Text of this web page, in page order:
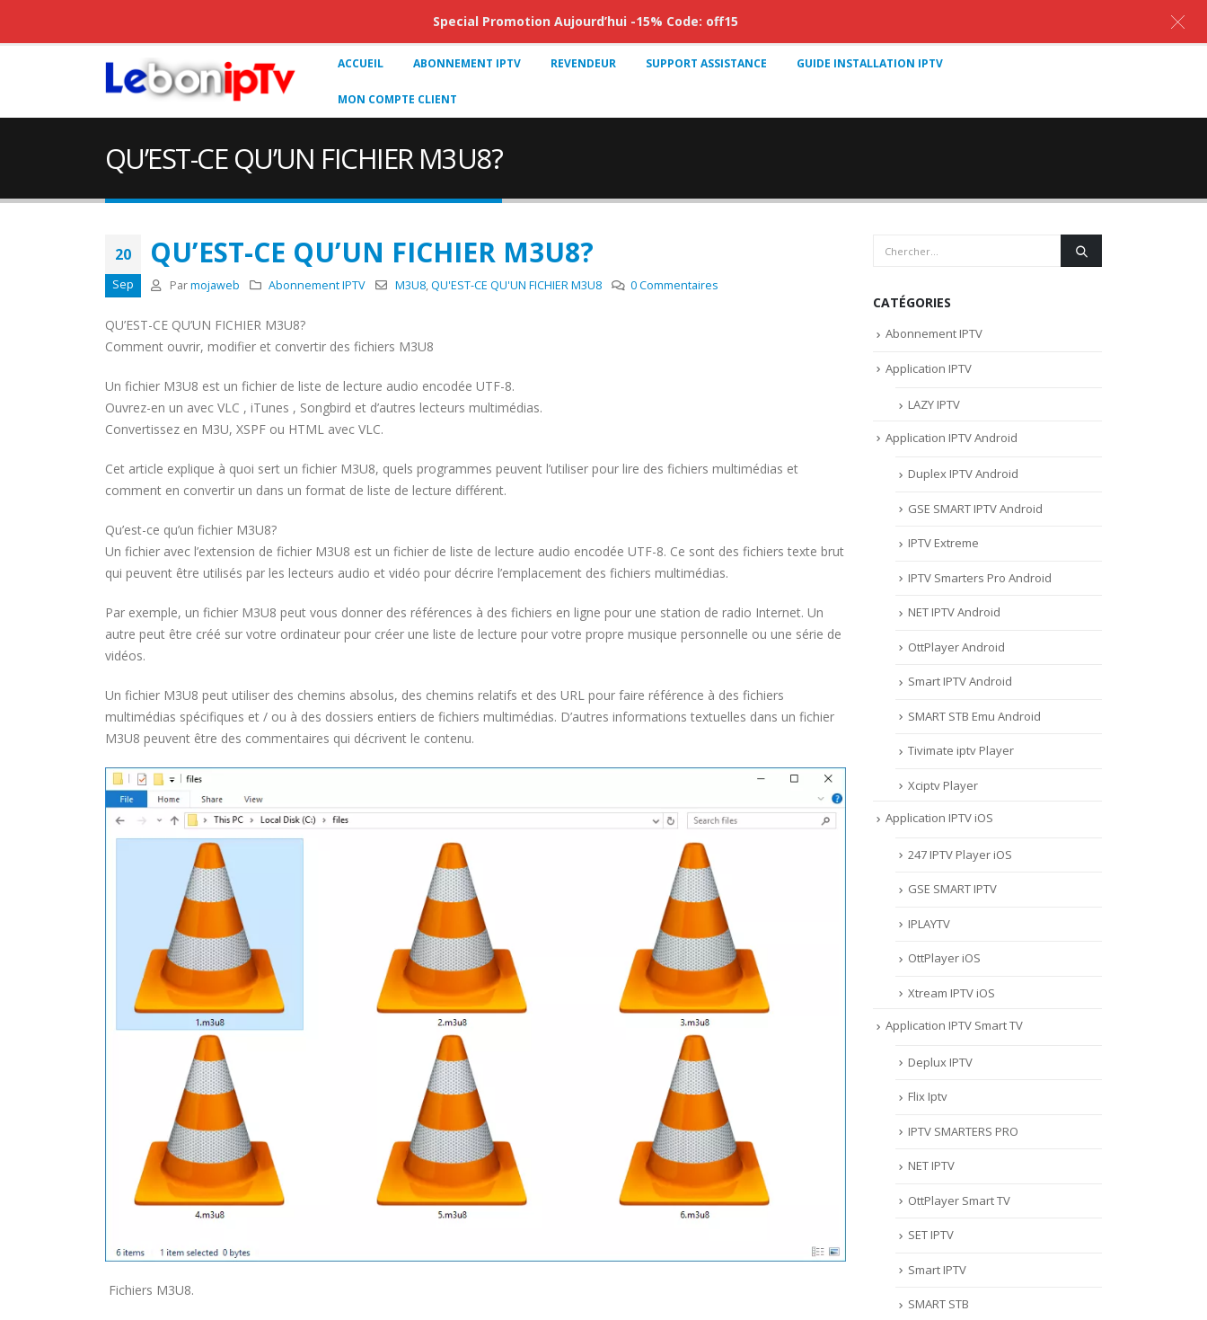
ACCUEIL ABONNEMENT IPTV REVENDEUR SUPPORT ASSISTANCE GUIDE INSTALLATION IPTV
MON COMPTE CLIENT
QU’EST-CE QU’UN FICHIER M3U8?
20
Sep
QU’EST-CE QU’UN FICHIER M3U8?
Par mojaweb Abonnement IPTV M3U8,QU'EST-CE QU'UN FICHIER M3U8 0 Commentaires
QU’EST-CE QU’UN FICHIER M3U8?
Comment ouvrir, modifier et convertir des fichiers M3U8
Un fichier M3U8 est un fichier de liste de lecture audio encodée UTF-8.
Ouvrez-en un avec VLC , iTunes , Songbird et d’autres lecteurs multimédias.
Convertissez en M3U, XSPF ou HTML avec VLC.
Cet article explique à quoi sert un fichier M3U8, quels programmes peuvent l’utiliser pour lire des fichiers multimédias et
comment en convertir un dans un format de liste de lecture différent.
Qu’est-ce qu’un fichier M3U8?
Un fichier avec l’extension de fichier M3U8 est un fichier de liste de lecture audio encodée UTF-8. Ce sont des fichiers texte brut
qui peuvent être utilisés par les lecteurs audio et vidéo pour décrire l’emplacement des fichiers multimédias.
Par exemple, un fichier M3U8 peut vous donner des références à des fichiers en ligne pour une station de radio Internet. Un
autre peut être créé sur votre ordinateur pour créer une liste de lecture pour votre propre musique personnelle ou une série de
vidéos.
Un fichier M3U8 peut utiliser des chemins absolus, des chemins relatifs et des URL pour faire référence à des fichiers
multimédias spécifiques et / ou à des dossiers entiers de fichiers multimédias. D’autres informations textuelles dans un fichier
M3U8 peuvent être des commentaires qui décrivent le contenu.
Fichiers M3U8.
CATÉGORIES
Abonnement IPTV
Application IPTV
LAZY IPTV
Application IPTV Android
Duplex IPTV Android
GSE SMART IPTV Android
IPTV Extreme
IPTV Smarters Pro Android
NET IPTV Android
OttPlayer Android
Smart IPTV Android
SMART STB Emu Android
Tivimate iptv Player
Xciptv Player
Application IPTV iOS
247 IPTV Player iOS
‎GSE SMART IPTV
IPLAYTV
OttPlayer iOS
Xtream IPTV iOS
Application IPTV Smart TV
Deplux IPTV
Flix Iptv
IPTV SMARTERS PRO
NET IPTV
OttPlayer Smart TV
SET IPTV
Smart IPTV
SMART STB
Special Promotion Aujourd’hui -15% Code: off15